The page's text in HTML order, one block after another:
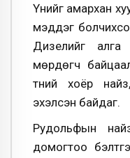
Үнийг амархан
мэддэг
Дизелийг
мөрдөгч
түүний хоёр
эхэлсэн байдаг.
Рудольфын
домогтоо